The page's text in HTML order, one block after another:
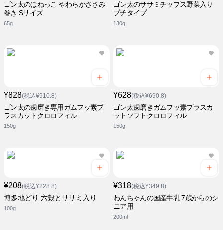
ゴン太のほねっこ やわらかささみ
巻き Sサイズ
65g
ゴン太のササミチップス野菜入り
プチタイプ
130g
¥828(税込¥910.8)
ゴン太の歯磨き専用ガムフッ素プ
ラスカットクロロフィル
150g
¥628(税込¥690.8)
ゴン太歯磨きガムフッ素プラスカ
ットソフトクロロフィル
150g
¥208(税込¥228.8)
博多地どり 六穀とササミ入り
100g
¥318(税込¥349.8)
わんちゃんの国産牛乳 7歳からのシ
ニア用
200ml